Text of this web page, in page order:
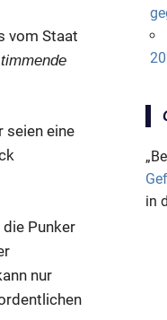
vom Staat
seien eine
Punker
nur
in